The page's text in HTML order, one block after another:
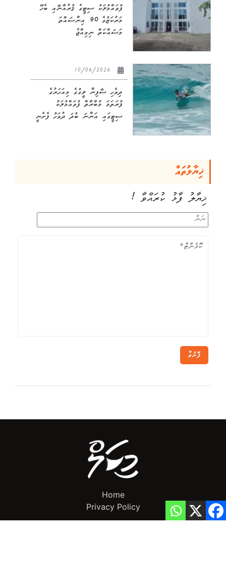
ފުވައްމުލަކު ސިޓީގެ ޤުރުއާނާއި ބެހޭ
މަރުކަޒުގެ 90 އިންސައްތަ
މަސައްކަތް ނިމިއްޖެ
ދިވެހި ސާފިން ލީގުގެ މިއަހަރުގެ
ފުރަތަމަ މުބާރާތް ފުވައްމުލަކު
ސިޓީގައި އަންނަ ބުދަ ދުވަހު ފެށެނީ
ޚިޔާލުތައް
ޚިޔާލު ފާޅު ކުރައްވާ !
ފޮނުވާ
Home
Privacy Policy